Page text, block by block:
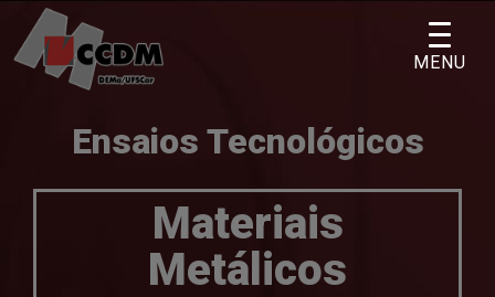
content
Ensaios Tecnológicos
Materiais
Metálicos
MENU